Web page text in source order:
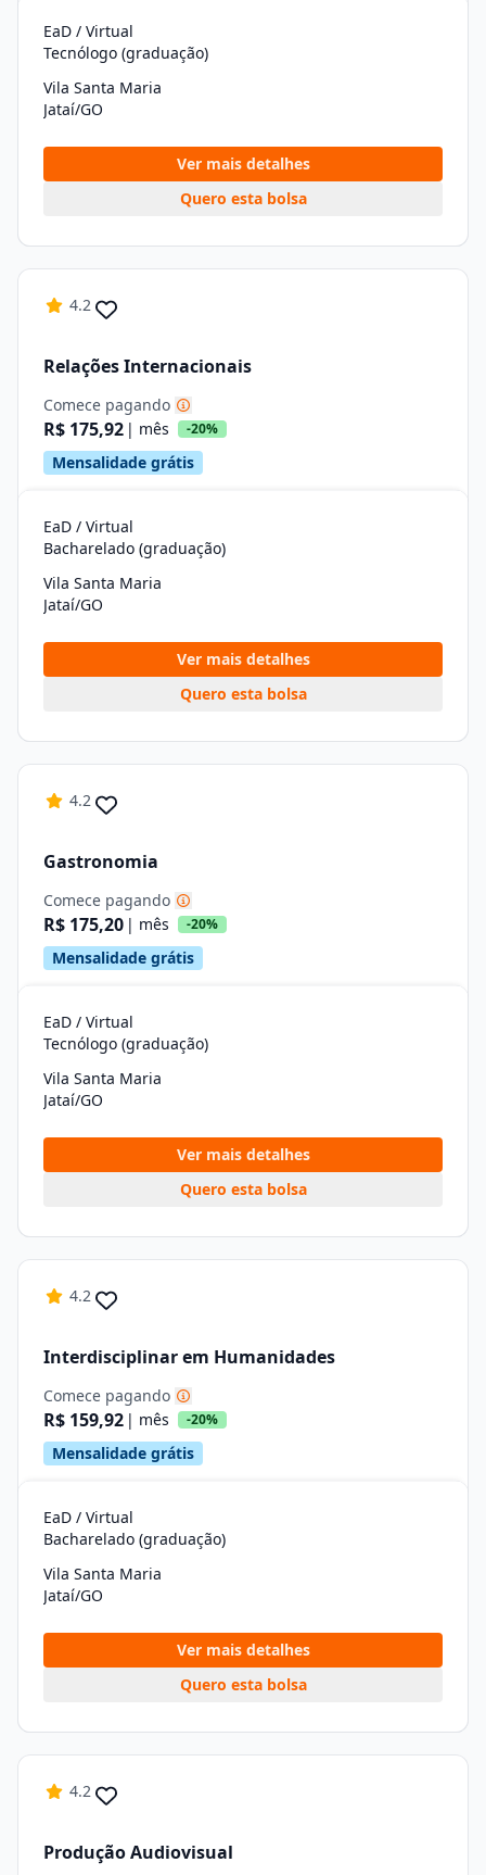
EaD / Virtual
Tecnólogo (graduação)
Vila Santa Maria
Jataí/GO
Ver mais detalhes
Quero esta bolsa
4.2
Relações Internacionais
Comece pagando
R$ 175,92 | mês -20%
Mensalidade grátis
EaD / Virtual
Bacharelado (graduação)
Vila Santa Maria
Jataí/GO
Ver mais detalhes
Quero esta bolsa
4.2
Gastronomia
Comece pagando
R$ 175,20 | mês -20%
Mensalidade grátis
EaD / Virtual
Tecnólogo (graduação)
Vila Santa Maria
Jataí/GO
Ver mais detalhes
Quero esta bolsa
4.2
Interdisciplinar em Humanidades
Comece pagando
R$ 159,92 | mês -20%
Mensalidade grátis
EaD / Virtual
Bacharelado (graduação)
Vila Santa Maria
Jataí/GO
Ver mais detalhes
Quero esta bolsa
4.2
Produção Audiovisual